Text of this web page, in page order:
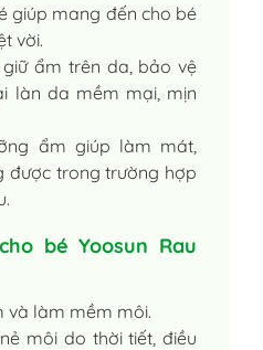
giúp mang đến cho bé
vời.
ẩm trên da, bảo vệ
làn da mềm mại, mịn
ẩm giúp làm mát,
được trong trường hợp
bé Yoosun Rau
và làm mềm môi.
môi do thời tiết, điều